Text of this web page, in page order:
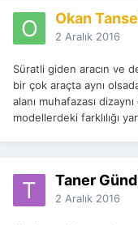
Okan
2 Aralık 2016
Süratli giden aracın ve
bir çok araçta aynı
alanı muhafazası
modellerdeki farklılığı
Taner
2 Aralık 2016